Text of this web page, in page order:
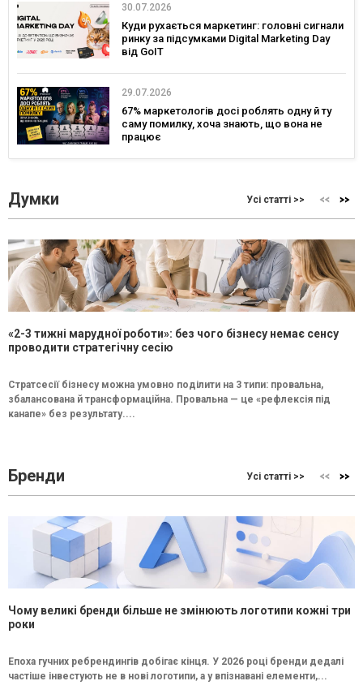
30.07.2026
Куди рухається маркетинг: головні сигнали
ринку за підсумками Digital Marketing Day
від GoIT
29.07.2026
67% маркетологів досі роблять одну й ту
саму помилку, хоча знають, що вона не
працює
Думки Усі статті >>
«2-3 тижні марудної роботи»: без чого бізнесу немає сенсу
проводити стратегічну сесію
Стратсесії бізнесу можна умовно поділити на 3 типи: провальна,
збалансована й трансформаційна. Провальна — це «рефлексія під
канапе» без результату....
Бренди Усі статті >>
Чому великі бренди більше не змінюють логотипи кожні три
роки
Епоха гучних ребрендингів добігає кінця. У 2026 році бренди дедалі
частіше інвестують не в нові логотипи, а у впізнавані елементи,...